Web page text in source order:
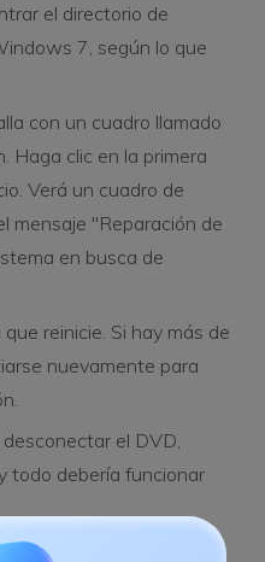
el directorio de
7, según lo que
con un cuadro llamado
Haga clic en la primera
Verá un cuadro de
mensaje "Reparación de
en busca de
reinicie. Si hay más de
nuevamente para
el DVD,
todo debería funcionar